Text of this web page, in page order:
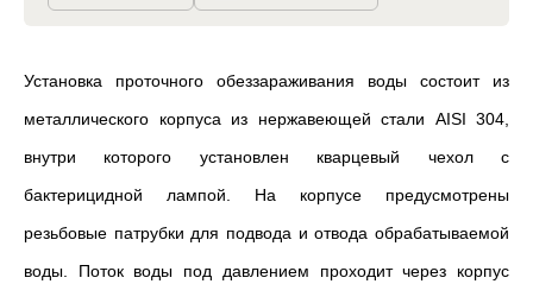
Установка проточного обеззараживания воды состоит из
металлического корпуса из нержавеющей стали
AISI 304,
внутри которого установлен кварцевый чехол с
бактерицидной лампой. На корпусе предусмотрены
резьбовые патрубки для подвода и отвода обрабатываемой
воды. Поток воды под давлением проходит через корпус